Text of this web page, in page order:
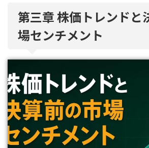
第三章 株価トレンドと
場センチメント